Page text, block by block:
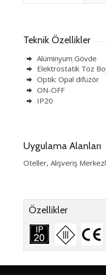
Teknik Özellikler
Alüminyum Gövde
Elektrostatik Toz
Optik: Opal difüzör
ON-OFF
IP20
Uygulama Alanları
Oteller, Alışveriş
Özellikler